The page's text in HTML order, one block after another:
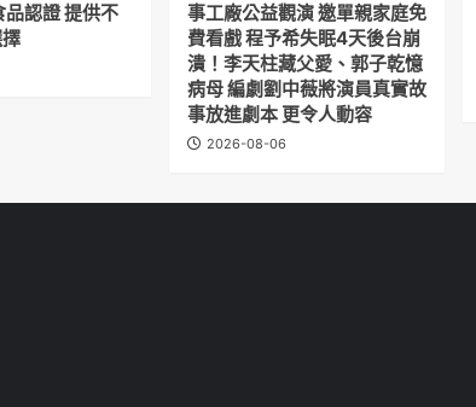
品認證 提供不
事工廠公益觀演 邀單親家庭免
費看戲 程予希失眠4天後台崩
潰！李天柱藏父愛、郭子乾憶
病母 編劇劉中薇將演員真實故
事放進劇本 更令人動容
2026-08-06